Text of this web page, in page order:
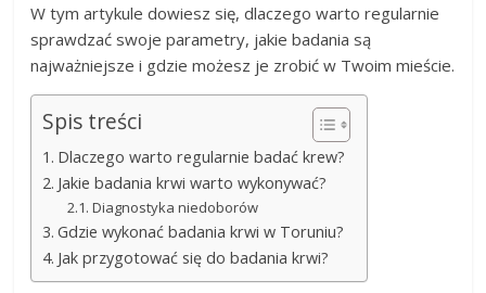
W tym artykule dowiesz się, dlaczego warto regularnie
sprawdzać swoje parametry, jakie badania są
najważniejsze i gdzie możesz je zrobić w Twoim mieście.
Spis treści
Dlaczego warto regularnie badać krew?
Jakie badania krwi warto wykonywać?
Diagnostyka niedoborów
Gdzie wykonać badania krwi w Toruniu?
Jak przygotować się do badania krwi?